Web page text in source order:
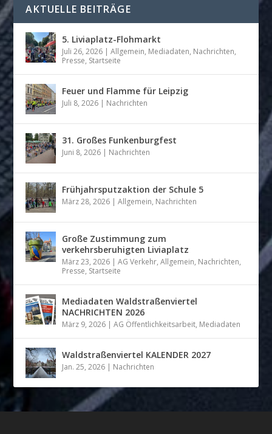
AKTUELLE BEITRÄGE
5. Liviaplatz-Flohmarkt
Juli 26, 2026 |Allgemein, Mediadaten, Nachrichten,
Presse, Startseite
Feuer und Flamme für Leipzig
Juli 8, 2026 | Nachrichten
31. Großes Funkenburgfest
Juni 8, 2026 | Nachrichten
Frühjahrsputzaktion der Schule 5
März 28, 2026 |Allgemein, Nachrichten
Große Zustimmung zum
verkehrsberuhigten Liviaplatz
März 23, 2026 |AG Verkehr,Allgemein, Nachrichten,
Presse, Startseite
Mediadaten Waldstraßenviertel
NACHRICHTEN 2026
März 9, 2026 |AG Öffentlichkeitsarbeit, Mediadaten
Waldstraßenviertel KALENDER 2027
Jan. 25, 2026 | Nachrichten